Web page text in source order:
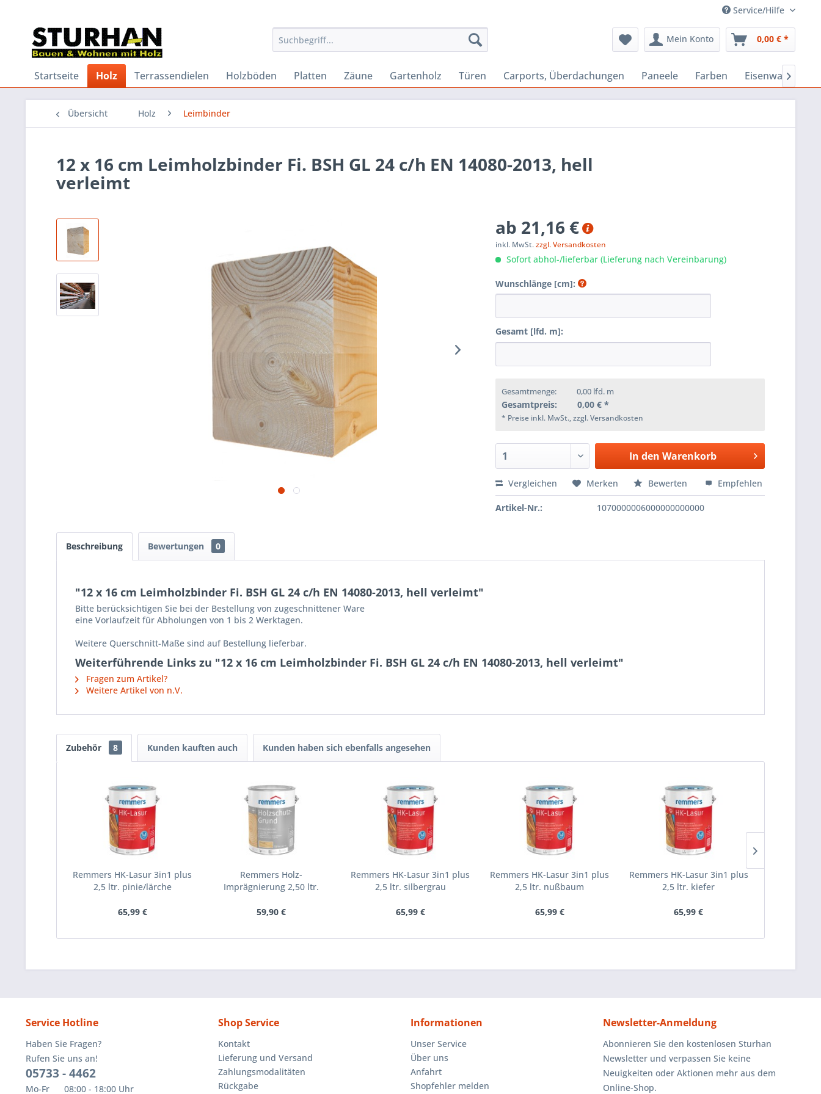
Service/Hilfe
Mein Konto 0,00 € *
Startseite Holz Terrassendielen Holzböden Platten Zäune Gartenholz Türen Carports, Überdachungen Paneele Farben Eisenwaren

Übersicht Holz Leimbinder
12 x 16 cm Leimholzbinder Fi. BSH GL 24 c/h EN 14080-2013, hell
verleimt
ab 21,16 €
inkl. MwSt.zzgl. Versandkosten
Sofort abhol-/lieferbar (Lieferung nach Vereinbarung)
Wunschlänge [cm]:
Gesamt [lfd. m]:
Gesamtmenge: 0,00 lfd. m
Gesamtpreis: 0,00 € *
* Preise inkl. MwSt., zzgl. Versandkosten
In den Warenkorb
Vergleichen Merken Bewerten Empfehlen
Artikel-Nr.: 1070000006000000000000
Beschreibung Bewertungen 0
"12 x 16 cm Leimholzbinder Fi. BSH GL 24 c/h EN 14080-2013, hell verleimt"
Bitte berücksichtigen Sie bei der Bestellung von zugeschnittener Ware
eine Vorlaufzeit für Abholungen von 1 bis 2 Werktagen.
Weitere Querschnitt-Maße sind auf Bestellung lieferbar.
Weiterführende Links zu "12 x 16 cm Leimholzbinder Fi. BSH GL 24 c/h EN 14080-2013, hell verleimt"
Fragen zum Artikel?
Weitere Artikel von n.V.
Zubehör 8 Kunden kauften auch Kunden haben sich ebenfalls angesehen
Remmers HK-Lasur 3in1 plus
2,5 ltr. pinie/lärche
65,99 €
Remmers Holz-
Imprägnierung 2,50 ltr.
59,90 €
Remmers HK-Lasur 3in1 plus
2,5 ltr. silbergrau
65,99 €
Remmers HK-Lasur 3in1 plus
2,5 ltr. nußbaum
65,99 €
Remmers HK-Lasur 3in1 plus
2,5 ltr. kiefer
65,99 €
Service Hotline
Haben Sie Fragen?
Rufen Sie uns an!
05733 - 4462
Mo-Fr 08:00 - 18:00 Uhr
Shop Service
Kontakt
Lieferung und Versand
Zahlungsmodalitäten
Rückgabe
Informationen
Unser Service
Über uns
Anfahrt
Shopfehler melden
Newsletter-Anmeldung
Abonnieren Sie den kostenlosen Sturhan
Newsletter und verpassen Sie keine
Neuigkeiten oder Aktionen mehr aus dem
Online-Shop.